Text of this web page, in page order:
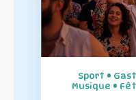
Sport •
Musique •